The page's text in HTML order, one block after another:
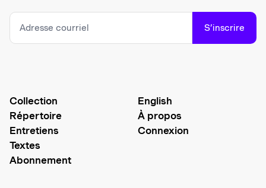
S’inscrire
Collection
Répertoire
Entretiens
Textes
Abonnement
English
À propos
Connexion